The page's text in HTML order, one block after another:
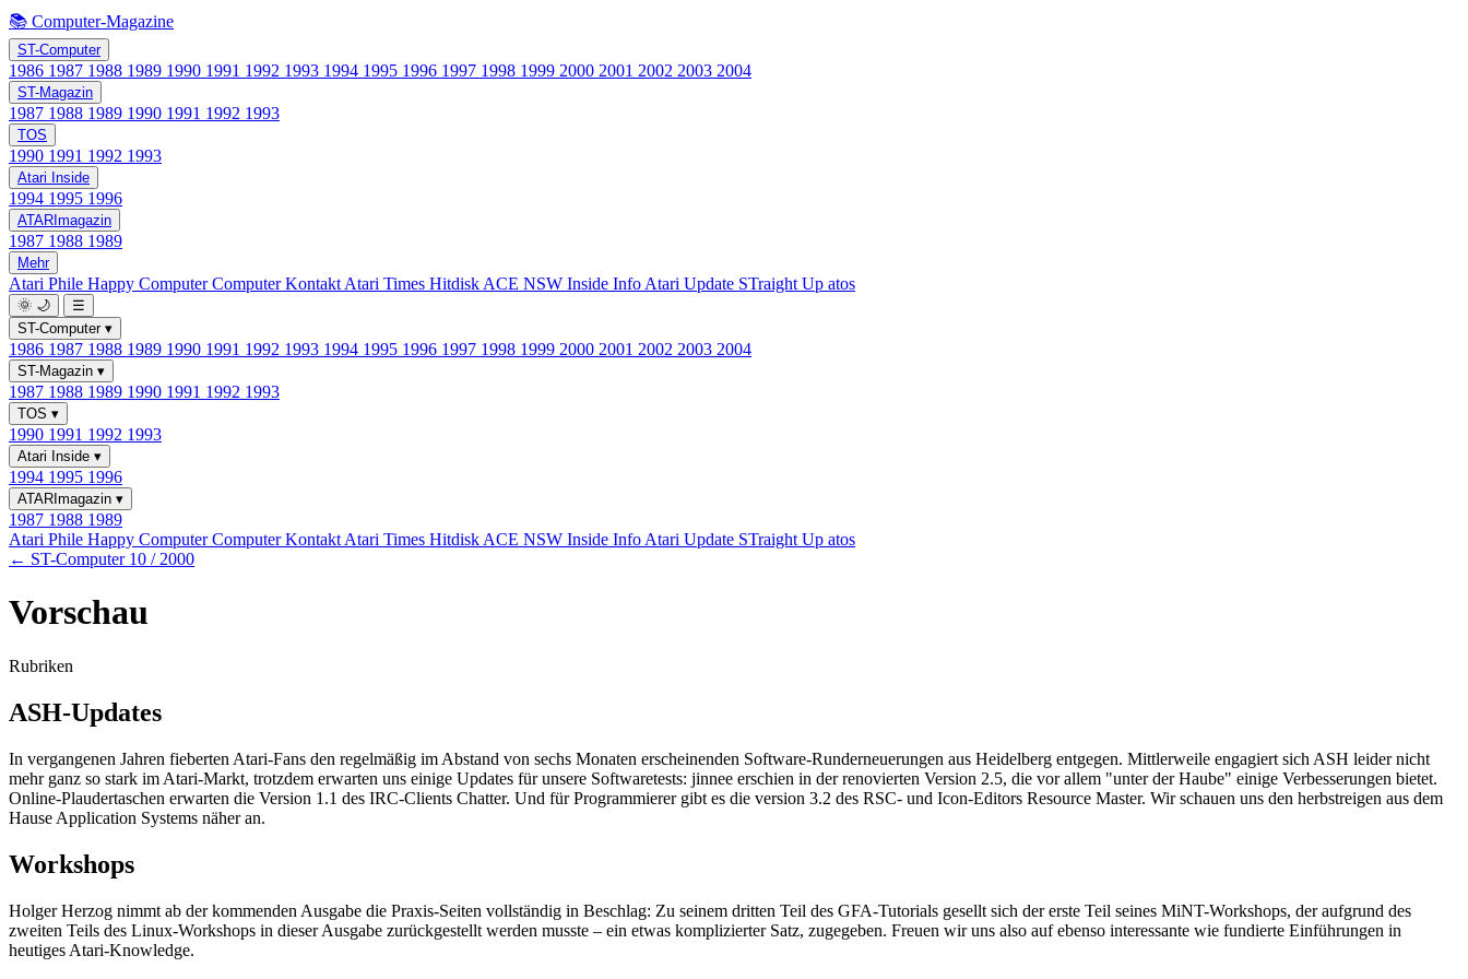
📚 Computer-Magazine
ST-Computer
1986 1987 1988 1989 1990 1991 1992 1993 1994 1995 1996 1997 1998 1999 2000 2001 2002 2003 2004
ST-Magazin
1987 1988 1989 1990 1991 1992 1993
TOS
1990 1991 1992 1993
Atari Inside
1994 1995 1996
ATARImagazin
1987 1988 1989
Mehr
Atari Phile Happy ComputerComputer Kontakt Atari Times Hitdisk ACE NSW Inside Info Atari Update STraight Up atos
🌞 🌙
☰
ST-Computer ▾
1986 1987 1988 1989 1990 1991 1992 1993 1994 1995 1996 1997 1998 1999 2000 2001 2002 2003 2004
ST-Magazin ▾
1987 1988 1989 1990 1991 1992 1993
TOS ▾
1990 1991 1992 1993
Atari Inside ▾
1994 1995 1996
ATARImagazin ▾
1987 1988 1989
Atari Phile Happy ComputerComputer Kontakt Atari Times Hitdisk ACE NSW Inside Info Atari Update STraight Up atos
← ST-Computer 10 / 2000
Vorschau
Rubriken
ASH-Updates
In vergangenen Jahren fieberten Atari-Fans den regelmäßig im Abstand von sechs Monaten erscheinenden Software-Runderneuerungen aus Heidelberg entgegen. Mittlerweile engagiert sich ASH leider nicht
mehr ganz so stark im Atari-Markt, trotzdem erwarten uns einige Updates für unsere Softwaretests: jinnee erschien in der renovierten Version 2.5, die vor allem "unter der Haube" einige Verbesserungen bietet.
Online-Plaudertaschen erwarten die Version 1.1 des IRC-Clients Chatter. Und für Programmierer gibt es die version 3.2 des RSC- und Icon-Editors Resource Master. Wir schauen uns den herbstreigen aus dem
Hause Application Systems näher an.
Workshops
Holger Herzog nimmt ab der kommenden Ausgabe die Praxis-Seiten vollständig in Beschlag: Zu seinem dritten Teil des GFA-Tutorials gesellt sich der erste Teil seines MiNT-Workshops, der aufgrund des
zweiten Teils des Linux-Workshops in dieser Ausgabe zurückgestellt werden musste – ein etwas komplizierter Satz, zugegeben. Freuen wir uns also auf ebenso interessante wie fundierte Einführungen in
heutiges Atari-Knowledge.